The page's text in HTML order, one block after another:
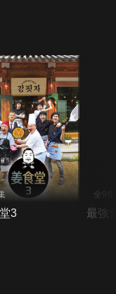
3
全9集
最強